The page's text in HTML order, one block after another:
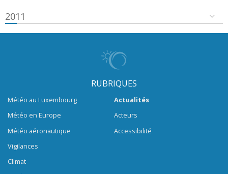
2011
RUBRIQUES
Météo au Luxembourg
Météo en Europe
Météo aéronautique
Vigilances
Climat
Actualités
Acteurs
Accessibilité